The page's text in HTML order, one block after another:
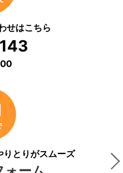
せはこちら
とりがスムーズ